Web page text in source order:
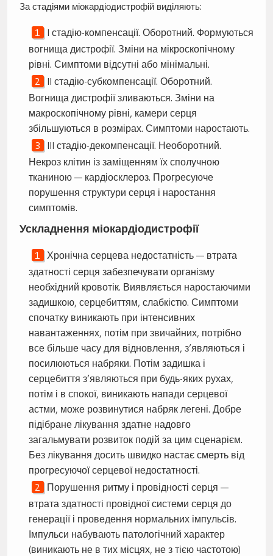
За стадіями міокардіодистрофій виділяють:
I стадію-компенсації. Оборотний. Формуються
вогнища дистрофії. Зміни на мікроскопічному
рівні. Симптоми відсутні або мінімальні.
II стадію-субкомпенсації. Оборотний.
Вогнища дистрофії зливаються. Зміни на
макроскопічному рівні, камери серця
збільшуються в розмірах. Симптоми наростають.
III стадію-декомпенсації. Необоротний.
Некроз клітин із заміщенням їх сполучною
тканиною — кардіосклероз. Прогресуюче
порушення структури серця і наростання
симптомів.
Ускладнення міокардіодистрофії
Хронічна серцева недостатність — втрата
здатності серця забезпечувати організму
необхідний кровотік. Виявляється наростаючими
задишкою, серцебиттям, слабкістю. Симптоми
спочатку виникають при інтенсивних
навантаженнях, потім при звичайних, потрібно
все більше часу для відновлення, з’являються і
посилюються набряки. Потім задишка і
серцебиття з’являються при будь-яких рухах,
потім і в спокої, виникають напади серцевої
астми, може розвинутися набряк легені. Добре
підібране лікування здатне надовго
загальмувати розвиток подій за цим сценарієм.
Без лікування досить швидко настає смерть від
прогресуючої серцевої недостатності.
Порушення ритму і провідності серця —
втрата здатності провідної системи серця до
генерації і проведення нормальних імпульсів.
Імпульси набувають патологічний характер
(виникають не в тих місцях, не з тією частотою)